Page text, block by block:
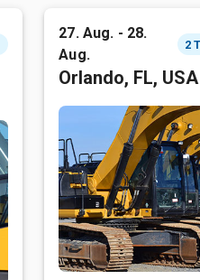
27. Aug. - 28.
Aug.
Orlando, FL, USA